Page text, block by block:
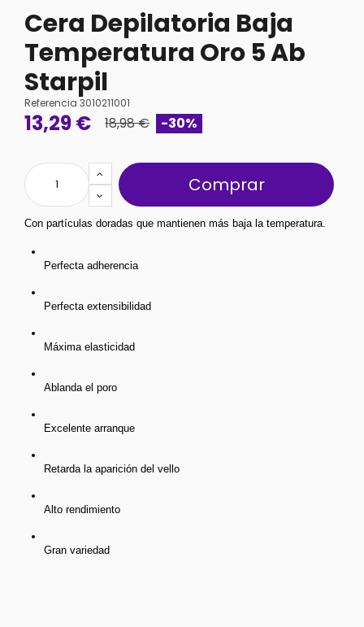
Cera Depilatoria Baja
Temperatura Oro 5 Ab
Starpil
Referencia 3010211001
13,29 € 18,98 € -30%
Comprar
Con partículas doradas que mantienen más baja la temperatura.
Perfecta adherencia
Perfecta extensibilidad
Máxima elasticidad
Ablanda el poro
Excelente arranque
Retarda la aparición del vello
Alto rendimiento
Gran variedad